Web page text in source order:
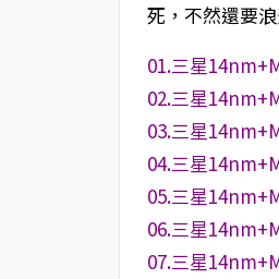
死，不然還要
01.三星
02.三星
03.三星
04.三星
05.三星
06.三星
07.三星